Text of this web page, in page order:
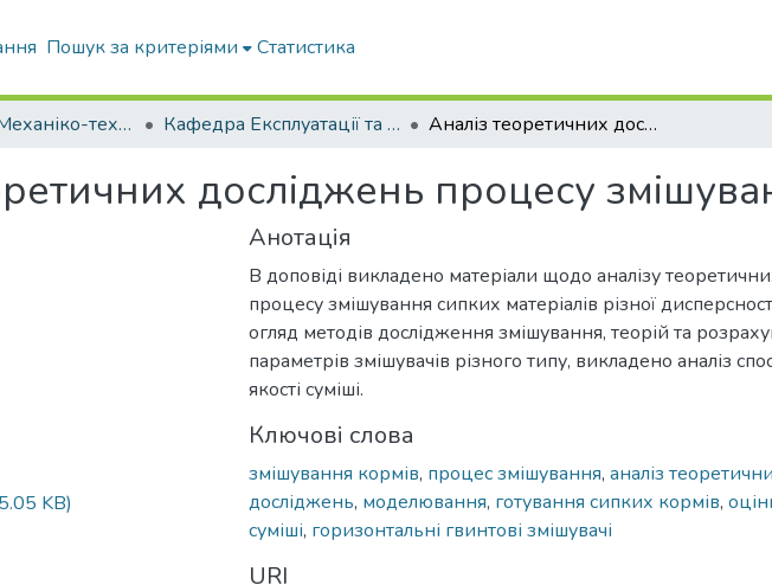
Пошук за критеріями Статистика
Факультет Механіко-технологічний Кафедра Експлуатації та технічного сервісу машин Аналіз теоретичних досліджень процесу змішування
досліджень процесу
KB)
Анотація
В доповіді викладено матеріали щодо аналізу
процесу змішування сипких матеріалів різної
огляд методів дослідження змішування, теорій та
параметрів змішувачів різного типу, викладено аналіз
якості суміші.
Ключові слова
змішування кормів, процес змішування, аналіз
досліджень, моделювання, готування сипких кормів,
суміші, горизонтальні гвинтові змішувачі
URI